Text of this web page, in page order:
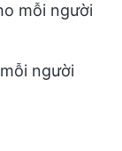
mỗi người
người